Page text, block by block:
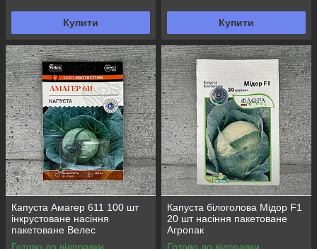
Купити Купити
Капуста Амагер 611 100 шт
інкрустоване насіння
пакетоване Велес
Капуста білоголова Мідор F1
20 шт насіння пакетоване
Агропак